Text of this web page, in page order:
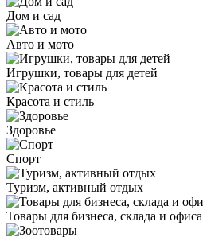
Дом и сад
Авто и мото
Игрушки, товары для детей
Красота и стиль
Здоровье
Спорт
Туризм, активный отдых
Товары для бизнеса, склада и офиса